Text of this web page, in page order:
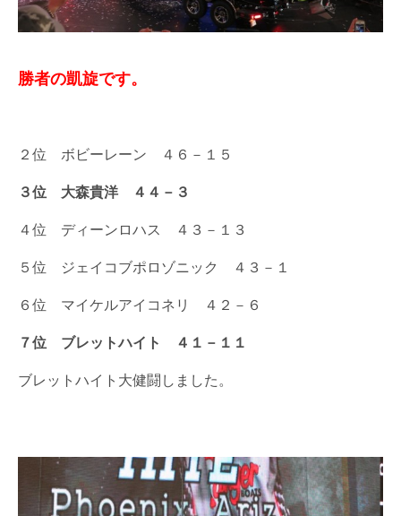
勝者の凱旋です。
２位 ボビーレーン ４６－１５
３位 大森貴洋 ４４－３
４位 ディーンロハス ４３－１３
５位 ジェイコブポロゾニック ４３－１
６位 マイケルアイコネリ ４２－６
７位 ブレットハイト ４１－１１
ブレットハイト大健闘しました。